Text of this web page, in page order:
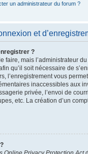
un administrateur du forum ?
et
?
faire, mais l’administrateur
qu’il soit nécessaire de
l’enregistrement vous
inaccessibles aux
privée, l’envoi de
etc. La création d’un